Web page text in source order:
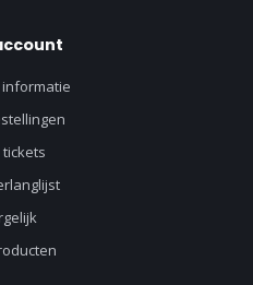
informatie